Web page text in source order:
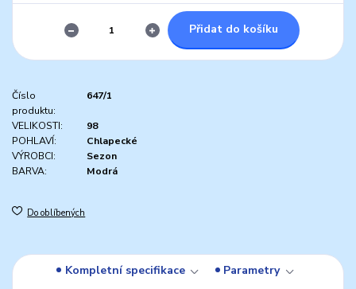
Přidat do košíku
Číslo
produktu:
647/1
VELIKOSTI:
98
POHLAVÍ:
Chlapecké
VÝROBCI:
Sezon
BARVA:
Modrá
Do oblíbených
Kompletní specifikace
Parametry